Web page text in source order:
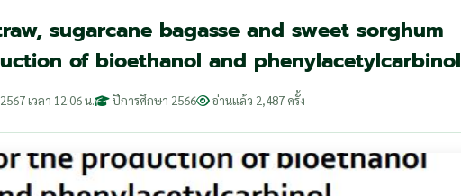
sugarcane bagasse and sweet sorghum
of bioethanol and phenylacetylcarbinol
เวลา 12:06 น. ปีการศึกษา 2566 อ่านแล้ว 2,487 ครั้ง